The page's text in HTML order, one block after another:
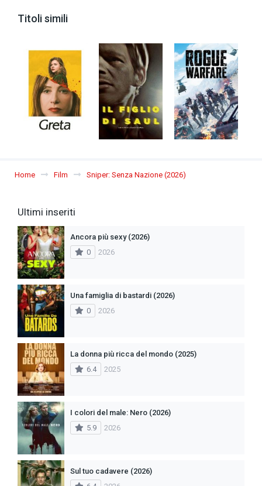
Titoli simili
Home Film Sniper: Senza Nazione (2026)
Ultimi inseriti
Ancora più sexy (2026)
0
2026
Una famiglia di bastardi (2026)
0
2026
La donna più ricca del mondo (2025)
6.4
2025
I colori del male: Nero (2026)
5.9
2026
Sul tuo cadavere (2026)